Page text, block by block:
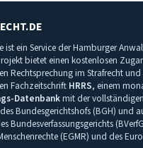
ist ein Service der Hamburger
bietet einen kostenlosen
Rechtsprechung im Strafrecht und
Fachzeitschrift HRRS, einem
Datenbankmit der
Bundesgerichtshofs (BGH) und
Bundesverfassungsgerichts
(EGMR) und des